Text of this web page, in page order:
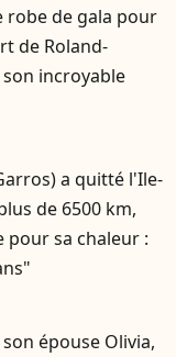
robe de gala pour
de Roland-
son incroyable
a quitté l'Ile-
de 6500 km,
pour sa chaleur :
épouse Olivia,